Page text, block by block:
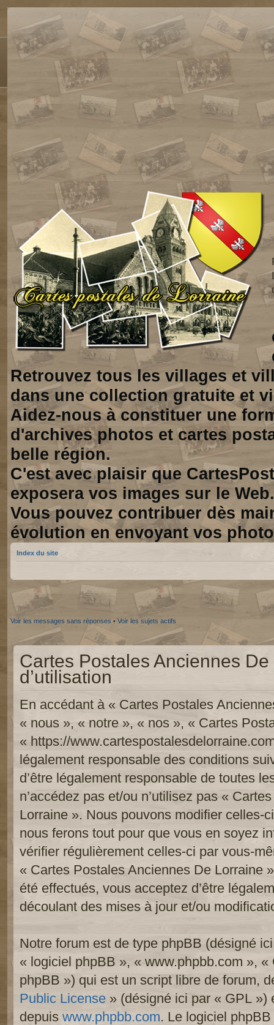
Retrouvez tous les villages et
dans une collection gratuite et
Aidez-nous à constituer une
d'archives photos et cartes
belle région.
C'est avec plaisir que
exposera vos images sur le Web.
Vous pouvez contribuer dès
évolution en envoyant vos
Index du site
Voir les messages sans réponses • Voir les sujets actifs
Cartes Postales Anciennes
d’utilisation
En accédant à « Cartes Postales
« nous », « notre », « nos », « Cartes
« https://
légalement responsable des conditions
d’être légalement responsable de toutes
n’accédez pas et/ou n’utilisez pas «
Lorraine ». Nous pouvons modifier celles-
nous ferons tout pour que vous en soyez
vérifier régulièrement celles-ci par vous-
« Cartes Postales Anciennes De Lorraine
été effectués, vous acceptez d’être
découlant des mises à jour et/ou
Notre forum est de type phpBB (désigné
« logiciel phpBB », « www.phpbb.com »,
phpBB ») qui est un script libre de forum,
Public License » (désigné ici par « GPL »)
depuis www.phpbb.com. Le logiciel